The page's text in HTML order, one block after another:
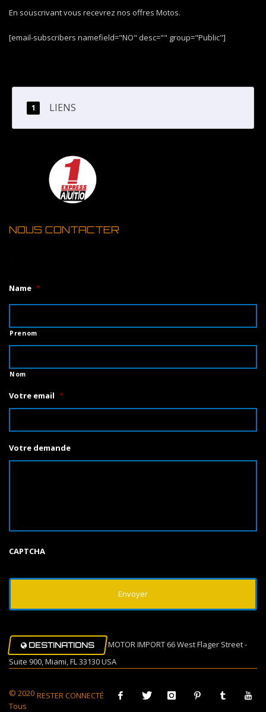
En souscrivant vous recevrez nos offres Motos.
[email-subscribers namefield="NO" desc="" group="Public"]
LIENS
NOUS CONTACTER
Name *
Prenom
Nom
Votre email *
Votre demande
CAPTCHA
DESTINATIONS
MOTOR IMPORT 66 West Flager Street -
Suite 900, Miami, FL 33130 USA
RESTER CONNECTÉ
© 2020
Tous